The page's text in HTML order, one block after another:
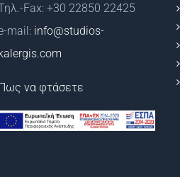
Fax: +30 22850 22425
mail: info@studios-
να φτάσετε